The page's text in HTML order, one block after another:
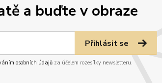
a buďte v obraze
Přihlásit se
osobních údajůza účelem rozesílky newsletteru.